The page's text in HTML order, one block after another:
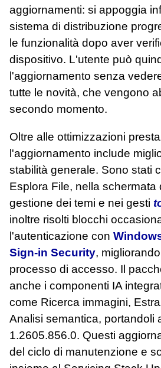
aggiornamenti: si appoggia
sistema di distribuzione
le funzionalità dopo aver
dispositivo. L'utente può
l'aggiornamento senza
tutte le novità, che vengono
secondo momento.
Oltre alle ottimizzazioni
l'aggiornamento include
stabilità generale. Sono stati
Esplora File, nella schermata
gestione dei temi e nei gesti
inoltre risolti blocchi
l'autenticazione con
Sign‑in Security,
processo di accesso. Il
anche i componenti IA
come Ricerca immagini,
Analisi semantica, portandoli
1.2605.856.0. Questi
del ciclo di manutenzione e